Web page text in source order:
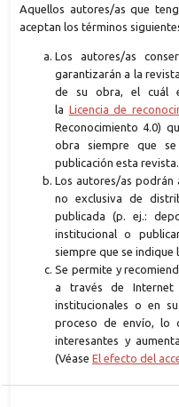
Aquellos autores/as que
aceptan los términos
Los autores/as
garantizarán a la
de su obra, el cuál
la Licencia de
Reconocimiento 4.0)
obra siempre que
publicación esta revista.
Los autores/as podrán
no exclusiva de
publicada (p. ej.:
institucional o
siempre que se indique
Se permite y
a través de Internet
institucionales o en
proceso de envío, lo
interesantes y
(Véase El efecto del